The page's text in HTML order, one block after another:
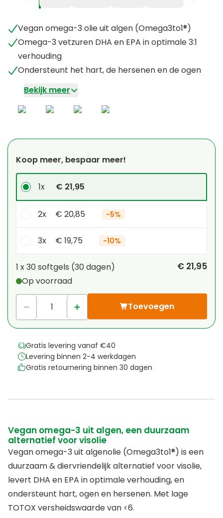
Vegan omega-3 olie uit algen (Omega3to1®)
Omega-3 vetzuren DHA en EPA in optimale 3:1
verhouding
Ondersteunt het hart, de hersenen en de ogen
Bekijk meer
Koop meer, bespaar meer!
1x € 21,95
2x € 20,85 -5%
3x € 19,75 -10%
Je persoonlijke korting
1x € 0,00
1 x30 softgels (30dagen)
Op voorraad
€ 21,95
Toevoegen
Gratis levering vanaf €40
Levering binnen 2-4 werkdagen
Gratis retournering binnen 30 dagen
Vegan omega-3 uit algen, een duurzaam
alternatief voor visolie
Vegan omega-3 uit algenolie (Omega3to1®) is een
duurzaam & diervriendelijk alternatief voor visolie,
levert DHA en EPA in optimale verhouding, en
ondersteunt hart, ogen en hersenen. Met lage
TOTOX versheidswaarde van <6.